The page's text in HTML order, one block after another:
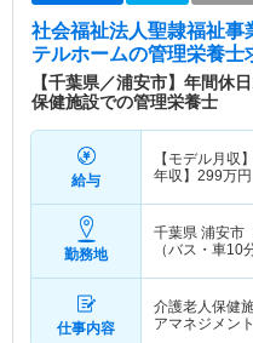
社会福祉法人聖隷福祉事
テルホームの管理栄養士
【千葉県／浦安市】年間休
保健施設での管理栄養士
給与
【モデル月収】
年収】 299万円
勤務地
千葉県 浦安市
（バス・車10
仕事内容
介護老人保健
アマネジメン